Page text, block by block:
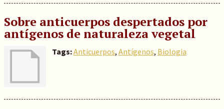
Sobre anticuerpos despertados por
antígenos de naturaleza vegetal
Tags:Anticuerpos, Antígenos, Biologia